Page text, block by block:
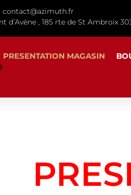
contact@azimuth.fr
d’Avène , 185 rte de St Ambroix
PRESENTATION MAGASIN